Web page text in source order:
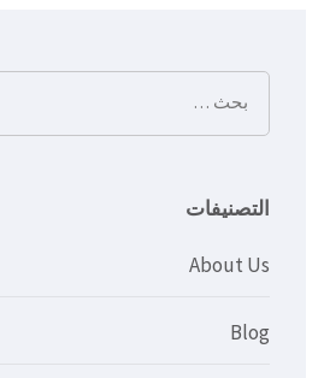
البحث
عن:
التصنيفات
About Us
Blog